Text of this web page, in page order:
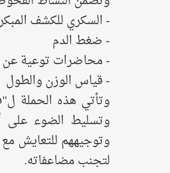
- السكري للكشف
- ضغط الدم
- محاضرات توعية
- قياس الوزن والطول
وتأتي هذه الحملة
وتسليط الضوء على
وتوجيههم للتعايش
لتجنب مضاعفاته.